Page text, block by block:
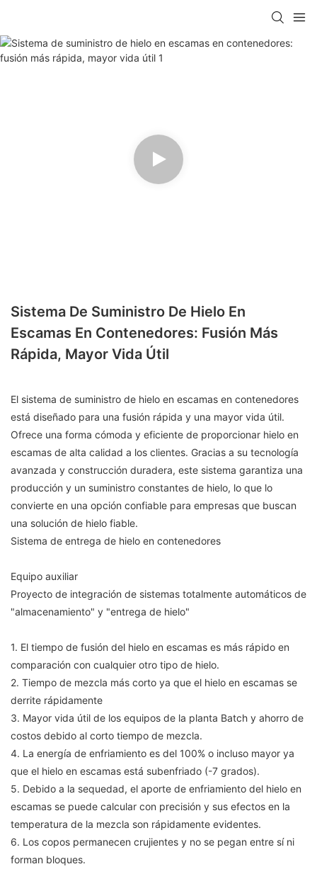
Sistema De Suministro De Hielo En
Escamas En Contenedores: Fusión Más
Rápida, Mayor Vida Útil
El sistema de suministro de hielo en escamas en contenedores
está diseñado para una fusión rápida y una mayor vida útil.
Ofrece una forma cómoda y eficiente de proporcionar hielo en
escamas de alta calidad a los clientes. Gracias a su tecnología
avanzada y construcción duradera, este sistema garantiza una
producción y un suministro constantes de hielo, lo que lo
convierte en una opción confiable para empresas que buscan
una solución de hielo fiable.
Sistema de entrega de hielo en contenedores
Equipo auxiliar
Proyecto de integración de sistemas totalmente automáticos de
"almacenamiento" y "entrega de hielo"
1. El tiempo de fusión del hielo en escamas es más rápido en
comparación con cualquier otro tipo de hielo.
2. Tiempo de mezcla más corto ya que el hielo en escamas se
derrite rápidamente
3. Mayor vida útil de los equipos de la planta Batch y ahorro de
costos debido al corto tiempo de mezcla.
4. La energía de enfriamiento es del 100% o incluso mayor ya
que el hielo en escamas está subenfriado (-7 grados).
5. Debido a la sequedad, el aporte de enfriamiento del hielo en
escamas se puede calcular con precisión y sus efectos en la
temperatura de la mezcla son rápidamente evidentes.
6. Los copos permanecen crujientes y no se pegan entre sí ni
forman bloques.